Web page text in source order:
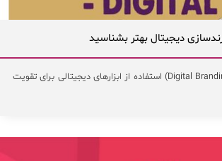
دیجیتال بهتر بشناسید
برندسازی دیجیتال (Digital Branding) استفاده از ابزارهای دیجیتالی برای تقویت